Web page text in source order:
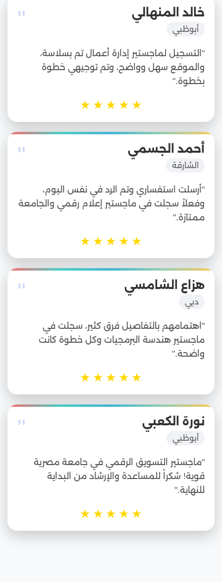
" خالد المنهالي
أبوظبي
"التسجيل لماجستير إدارة أعمال تم بسلاسة،
والموقع سهل وواضح، وتم توجيهي خطوة
بخطوة."
★
★
★
★
★
" أحمد الجسمي
الشارقة
"أرسلت استفساري وتم الرد في نفس اليوم،
وفعلاً سجلت في ماجستير إعلام رقمي والجامعة
ممتازة."
★
★
★
★
★
" هزاع الشامسي
دبي
"اهتمامهم بالتفاصيل فرق كثير، سجلت في
ماجستير هندسة البرمجيات وكل خطوة كانت
واضحة."
★
★
★
★
★
" نورة الكعبي
أبوظبي
"ماجستير التسويق الرقمي في جامعة مصرية
قوية! شكراً للمساعدة والإرشاد من البداية
للنهاية."
★
★
★
★
★